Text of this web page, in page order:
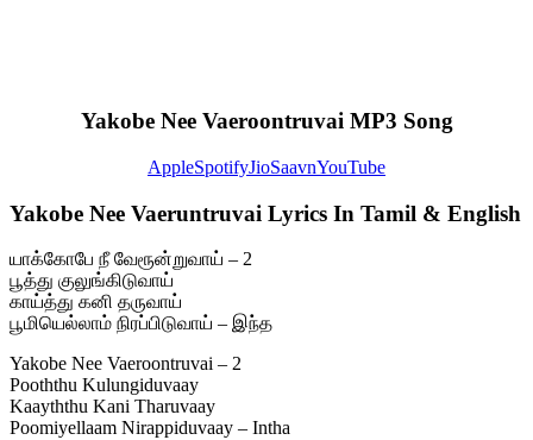
Yakobe Nee Vaeroontruvai MP3 Song
AppleSpotifyJioSaavnYouTube
Yakobe Nee Vaeruntruvai Lyrics In Tamil & English
யாக்கோபே நீ வேரூன்றுவாய் – 2
பூத்து குலுங்கிடுவாய்
காய்த்து கனி தருவாய்
பூமியெல்லாம் நிரப்பிடுவாய் – இந்த
Yakobe Nee Vaeroontruvai – 2
Pooththu Kulungiduvaay
Kaayththu Kani Tharuvaay
Poomiyellaam Nirappiduvaay – Intha